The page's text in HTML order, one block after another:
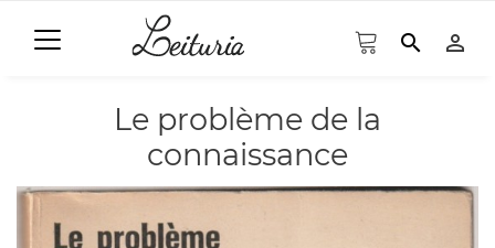
search person_outline
Le problème de la
connaissance